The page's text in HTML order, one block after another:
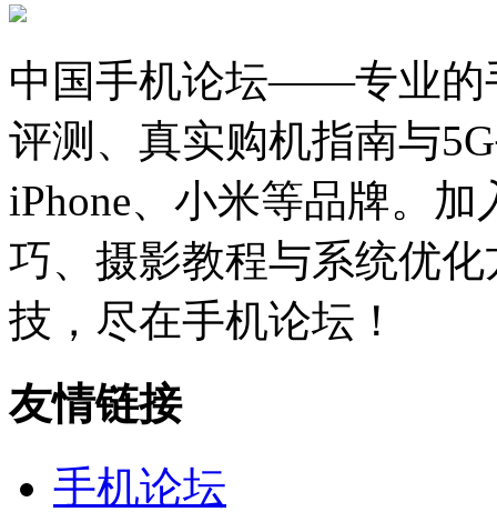
中国手机论坛——专业的
评测、真实购机指南与
iPhone、小米等品牌。
巧、摄影教程与系统优
技，尽在手机论坛！
友情链接
手机论坛